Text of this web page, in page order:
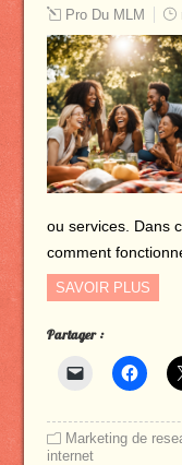
Pro Du MLM
ou services. Dans
comment
SAVOIR PLUS
Partager :
Marketing de
internet